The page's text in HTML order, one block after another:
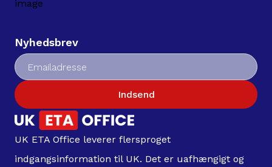
Nyhedsbrev
Indsend
UK ETA Office leverer flersproget
indgangsinformation til UK. Det er uafhængigt og